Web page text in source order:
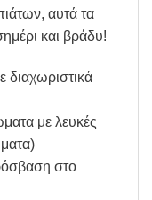
αυτά τα
και βράδυ!
διαχωριστικά
με λευκές
στο